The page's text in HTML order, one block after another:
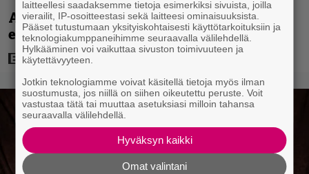
Adam Sandlerin 518 miljoonan dollarin
elokuvasarja saa jatkoa Netflixillä
laitteellesi saadaksemme tietoja esimerkiksi sivuista, joilla
vierailit, IP-osoitteestasi sekä laitteesi ominaisuuksista.
Pääset tutustumaan yksityiskohtaisesti käyttötarkoituksiin ja
teknologiakumppaneihimme seuraavalla välilehdellä.
Hylkääminen voi vaikuttaa sivuston toimivuuteen ja
käytettävyyteen.
Jotkin teknologiamme voivat käsitellä tietoja myös ilman
suostumusta, jos niillä on siihen oikeutettu peruste. Voit
vastustaa tätä tai muuttaa asetuksiasi milloin tahansa
seuraavalla välilehdellä.
Hyväksyn kaikki
Omat valintani